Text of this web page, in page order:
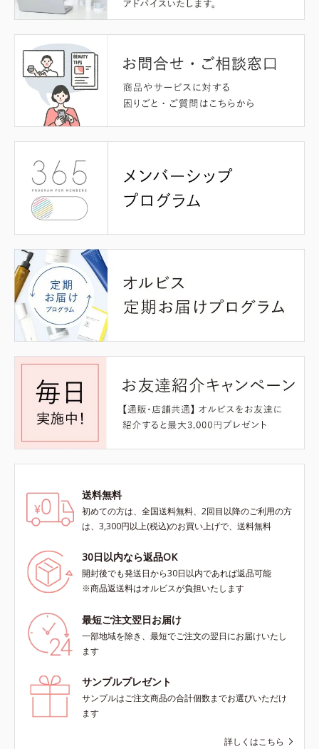
送料無料
初めての方は、全国送料無料、2回目以降のご利用の方
は、3,300円以上(税込)のお買い上げで、送料無料
30日以内なら返品OK
開封後でも発送日から30日以内であれば返品可能
※商品返送料はオルビスが負担いたします
最短ご注文翌日お届け
一部地域を除き、最短でご注文の翌日にお届けいたし
ます
サンプルプレゼント
サンプルはご注文商品の合計個数までお選びいただけ
ます
詳しくはこちら